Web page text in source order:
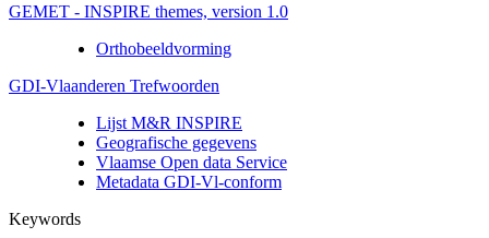
GEMET - INSPIRE themes, version 1.0
Orthobeeldvorming
GDI-Vlaanderen Trefwoorden
Lijst M&R INSPIRE
Geografische gegevens
Vlaamse Open data Service
Metadata GDI-Vl-conform
Keywords